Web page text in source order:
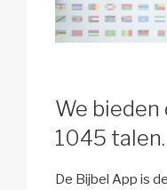
We bieden
1045 talen.
De Bijbel App is